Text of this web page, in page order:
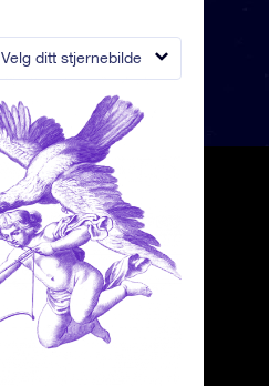
Velg ditt stjernebilde